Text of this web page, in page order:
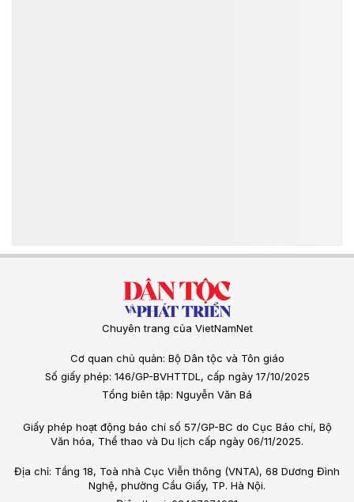
Chuyên trang của VietNamNet
Cơ quan chủ quản: Bộ Dân tộc và Tôn giáo
Số giấy phép: 146/GP-BVHTTDL, cấp ngày 17/10/2025
Tổng biên tập: Nguyễn Văn Bá
Giấy phép hoạt động báo chí số 57/GP-BC do Cục Báo chí, Bộ
Văn hóa, Thể thao và Du lịch cấp ngày 06/11/2025.
Địa chỉ: Tầng 18, Toà nhà Cục Viễn thông (VNTA), 68 Dương Đình
Nghệ, phường Cầu Giấy, TP. Hà Nội.